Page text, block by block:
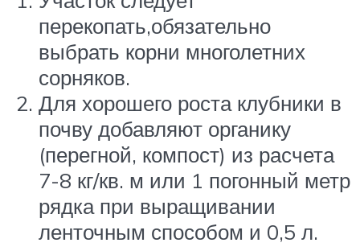
перекопать,обязательно
выбрать корни многолетних
сорняков.
Для хорошего роста клубники в
почву добавляют органику
(перегной, компост) из расчета
7-8 кг/кв. м или 1 погонный метр
рядка при выращивании
ленточным способом и 0,5 л.